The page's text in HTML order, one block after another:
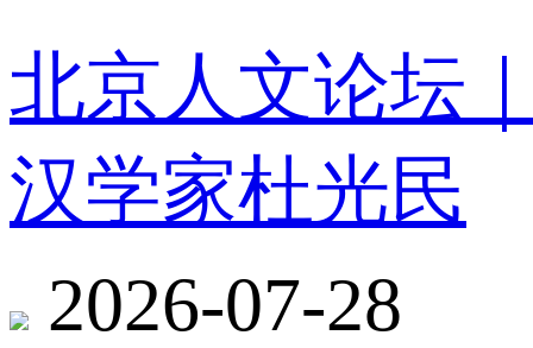
北京人文论坛
汉学家杜光民
2026-07-28